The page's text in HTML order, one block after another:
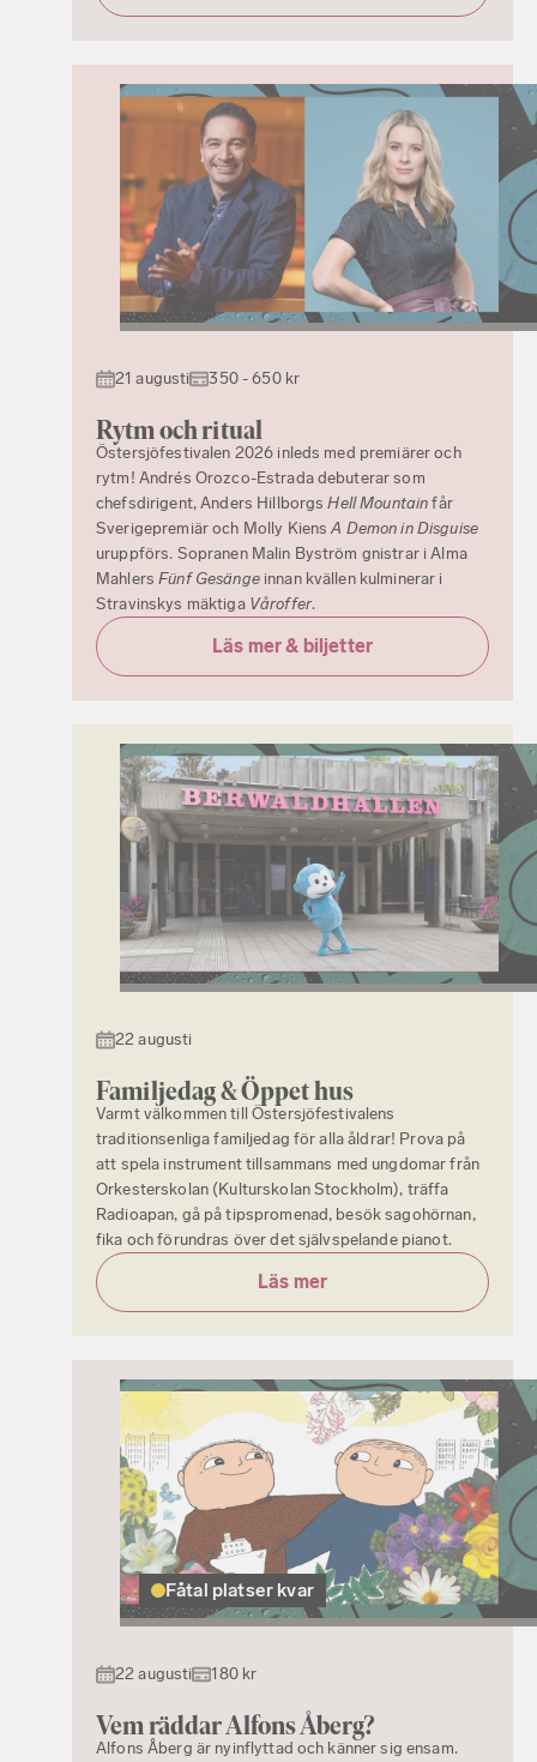
21 augusti 350 - 650 kr
Rytm och ritual
Östersjöfestivalen 2026 inleds med premiärer och
rytm! Andrés Orozco-Estrada debuterar som
chefsdirigent, Anders HillborgsHell Mountainfår
Sverigepremiär och Molly KiensA Demon in Disguise
uruppförs. Sopranen Malin Byström gnistrar i Alma
MahlersFünf Gesänge innan kvällen kulminerar i
Stravinskys mäktiga Våroffer.
Läs mer & biljetter
22 augusti
Familjedag & Öppet hus
Varmt välkommen till Östersjöfestivalens
traditionsenliga familjedag för alla åldrar! Prova på
att spela instrument tillsammans med ungdomar från
Orkesterskolan (Kulturskolan Stockholm), träffa
Radioapan, gå på tipspromenad, besök sagohörnan,
fika och förundras över det självspelande pianot.
Läs mer
Fåtal platser kvar
22 augusti 180 kr
Vem räddar Alfons Åberg?
Alfons Åberg är nyinflyttad och känner sig ensam.